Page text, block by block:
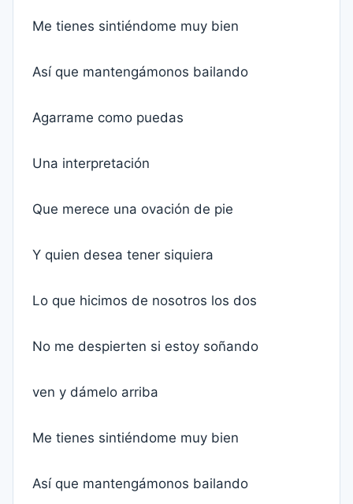
Me tienes sintiéndome muy bien
Así que mantengámonos bailando
Agarrame como puedas
Una interpretación
Que merece una ovación de pie
Y quien desea tener siquiera
Lo que hicimos de nosotros los dos
No me despierten si estoy soñando
ven y dámelo arriba
Me tienes sintiéndome muy bien
Así que mantengámonos bailando